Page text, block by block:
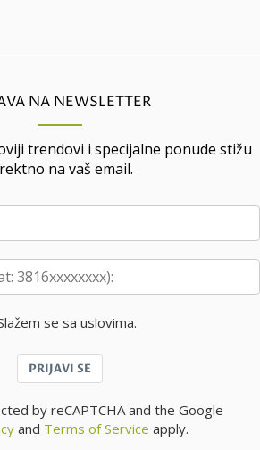
NA NEWSLETTER
trendovi i specijalne ponude stižu
na vaš email.
se sa uslovima.
PRIJAVI SE
by reCAPTCHA and the Google
and Terms of Service apply.